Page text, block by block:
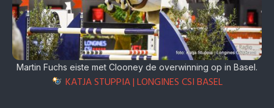
Martin Fuchs eiste met Clooney de overwinning op in Basel.
KATJA STUPPIA | LONGINES CSI BASEL